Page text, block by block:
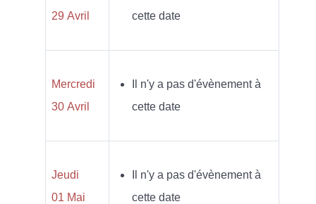
29 Avril
cette date
Mercredi
30 Avril
Il n'y a pas d'évènement à
cette date
Jeudi
01 Mai
Il n'y a pas d'évènement à
cette date